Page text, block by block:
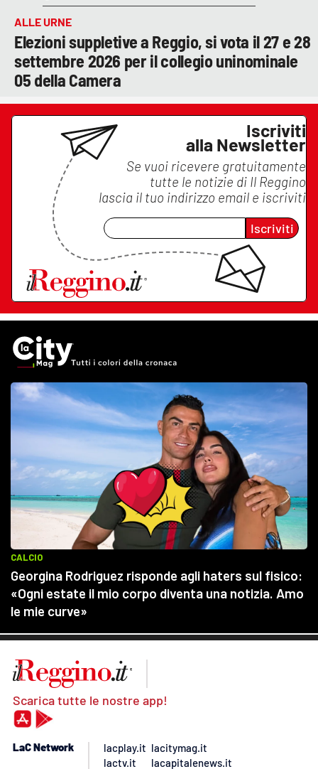
ALLE URNE
Elezioni suppletive a Reggio, si vota il 27 e 28
settembre 2026 per il collegio uninominale
05 della Camera
Iscriviti
alla Newsletter
Se vuoi ricevere gratuitamente
tutte le notizie di Il Reggino
lascia il tuo indirizzo email e iscriviti
Iscriviti
Scarica tutte le nostre app!
LaC Network
lacplay.it
lactv.it
lacitymag.it
lacapitalenews.it